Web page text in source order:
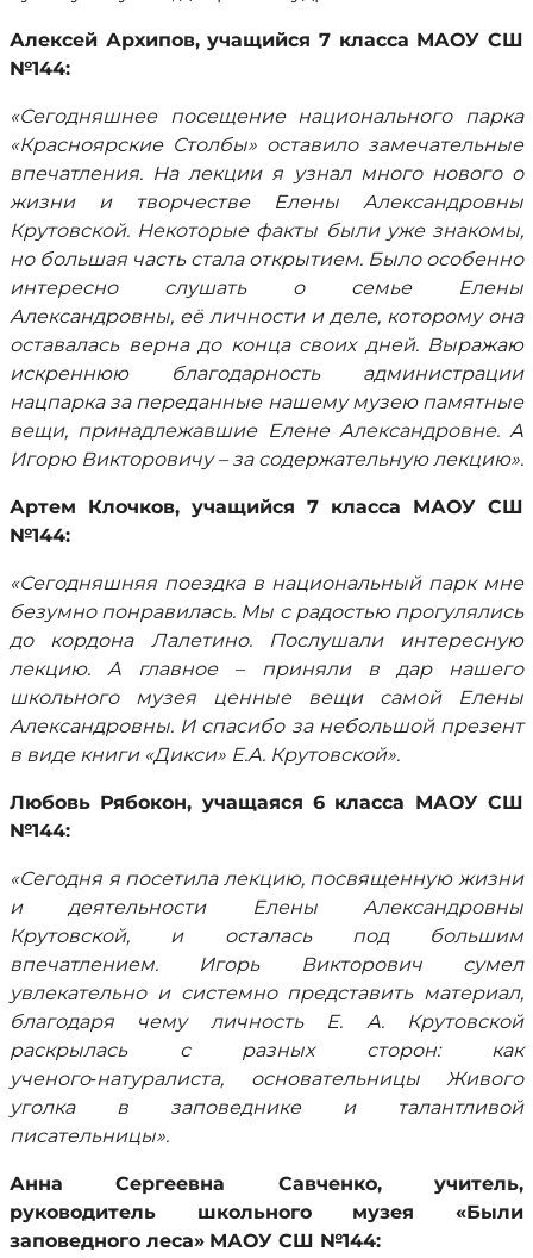
Алексей Архипов, учащийся 7 класса МАОУ СШ
№144:
«Сегодняшнее посещение национального парка
«Красноярские Столбы» оставило замечательные
впечатления. На лекции я узнал много нового о
жизни и творчестве Елены Александровны
Крутовской. Некоторые факты были уже знакомы,
но большая часть стала открытием. Было особенно
интересно слушать о семье Елены
Александровны, её личности и деле, которому она
оставалась верна до конца своих дней. Выражаю
искреннюю благодарность администрации
нацпарка за переданные нашему музею памятные
вещи, принадлежавшие Елене Александровне. А
Игорю Викторовичу – за содержательную лекцию».
Артем Клочков, учащийся 7 класса МАОУ СШ
№144:
«Сегодняшняя поездка в национальный парк мне
безумно понравилась. Мы с радостью прогулялись
до кордона Лалетино. Послушали интересную
лекцию. А главное – приняли в дар нашего
школьного музея ценные вещи самой Елены
Александровны. И спасибо за небольшой презент
в виде книги «Дикси» Е.А. Крутовской».
Любовь Рябокон, учащаяся 6 класса МАОУ СШ
№144:
«Сегодня я посетила лекцию, посвященную жизни
и деятельности Елены Александровны
Крутовской, и осталась под большим
впечатлением. Игорь Викторович сумел
увлекательно и системно представить материал,
благодаря чему личность Е. А. Крутовской
раскрылась с разных сторон: как
ученого‑натуралиста, основательницы Живого
уголка в заповеднике и талантливой
писательницы».
Анна Сергеевна Савченко, учитель,
руководитель школьного музея «Были
заповедного леса» МАОУ СШ №144: